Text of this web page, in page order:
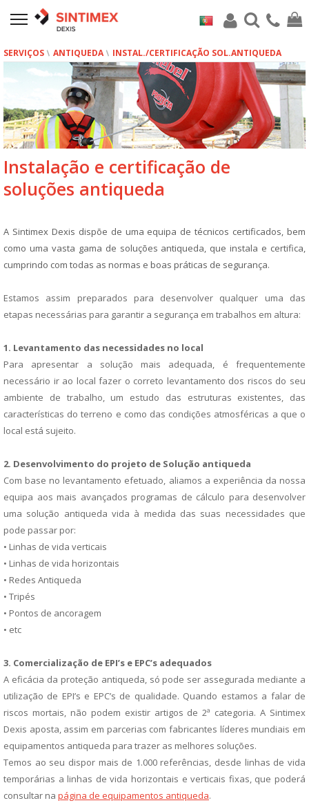
SERVIÇOS ANTIQUEDA INSTAL./CERTIFICAÇÃO SOL.ANTIQUEDA
Instalação e certificação de
soluções antiqueda
A Sintimex Dexis dispõe de uma equipa de técnicos certificados, bem
como uma vasta gama de soluções antiqueda, que instala e certifica,
cumprindo com todas as normas e boas práticas de segurança.
Estamos assim preparados para desenvolver qualquer uma das
etapas necessárias para garantir a segurança em trabalhos em altura:
1. Levantamento das necessidades no local
Para apresentar a solução mais adequada, é frequentemente
necessário ir ao local fazer o correto levantamento dos riscos do seu
ambiente de trabalho, um estudo das estruturas existentes, das
características do terreno e como das condições atmosféricas a que o
local está sujeito.
2. Desenvolvimento do projeto de Solução antiqueda
Com base no levantamento efetuado, aliamos a experiência da nossa
equipa aos mais avançados programas de cálculo para desenvolver
uma solução antiqueda vida à medida das suas necessidades que
pode passar por:
• Linhas de vida verticais
• Linhas de vida horizontais
• Redes Antiqueda
• Tripés
• Pontos de ancoragem
• etc
3. Comercialização de EPI’s e EPC’s adequados
A eficácia da proteção antiqueda, só pode ser assegurada mediante a
utilização de EPI’s e EPC’s de qualidade. Quando estamos a falar de
riscos mortais, não podem existir artigos de 2ª categoria. A Sintimex
Dexis aposta, assim em parcerias com fabricantes líderes mundiais em
equipamentos antiqueda para trazer as melhores soluções.
Temos ao seu dispor mais de 1.000 referências, desde linhas de vida
temporárias a linhas de vida horizontais e verticais fixas, que poderá
consultar na página de equipamentos antiqueda.